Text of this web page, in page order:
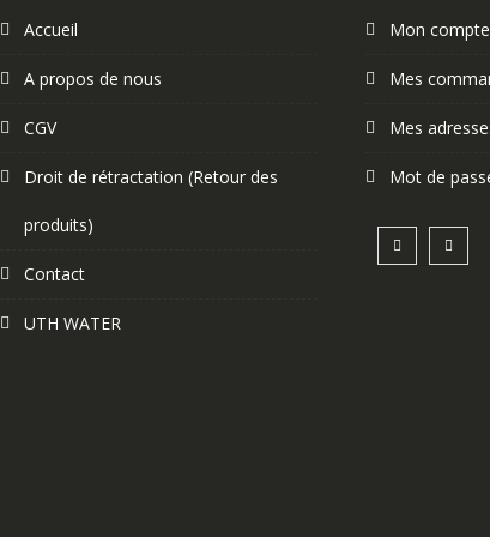
Accueil
A propos de nous
CGV
Droit de rétractation (Retour des
produits)
Contact
UTH WATER
Mon compte
Mes
Mes
Mot de